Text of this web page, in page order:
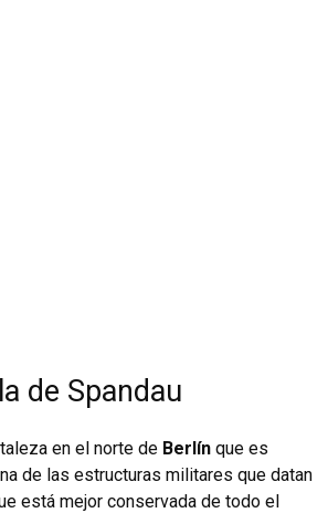
de Spandau
en el norte de Berlín que es
de las estructuras militares que datan
está mejor conservada de todo el